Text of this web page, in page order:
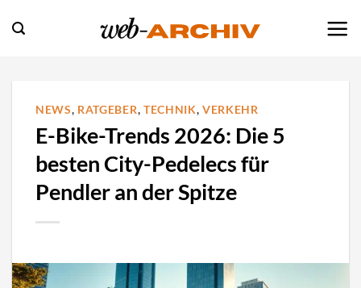
Inhalt
NEWS, RATGEBER, TECHNIK, VERKEHR
E-Bike-Trends 2026: Die 5
besten City-Pedelecs für
Pendler an der Spitze